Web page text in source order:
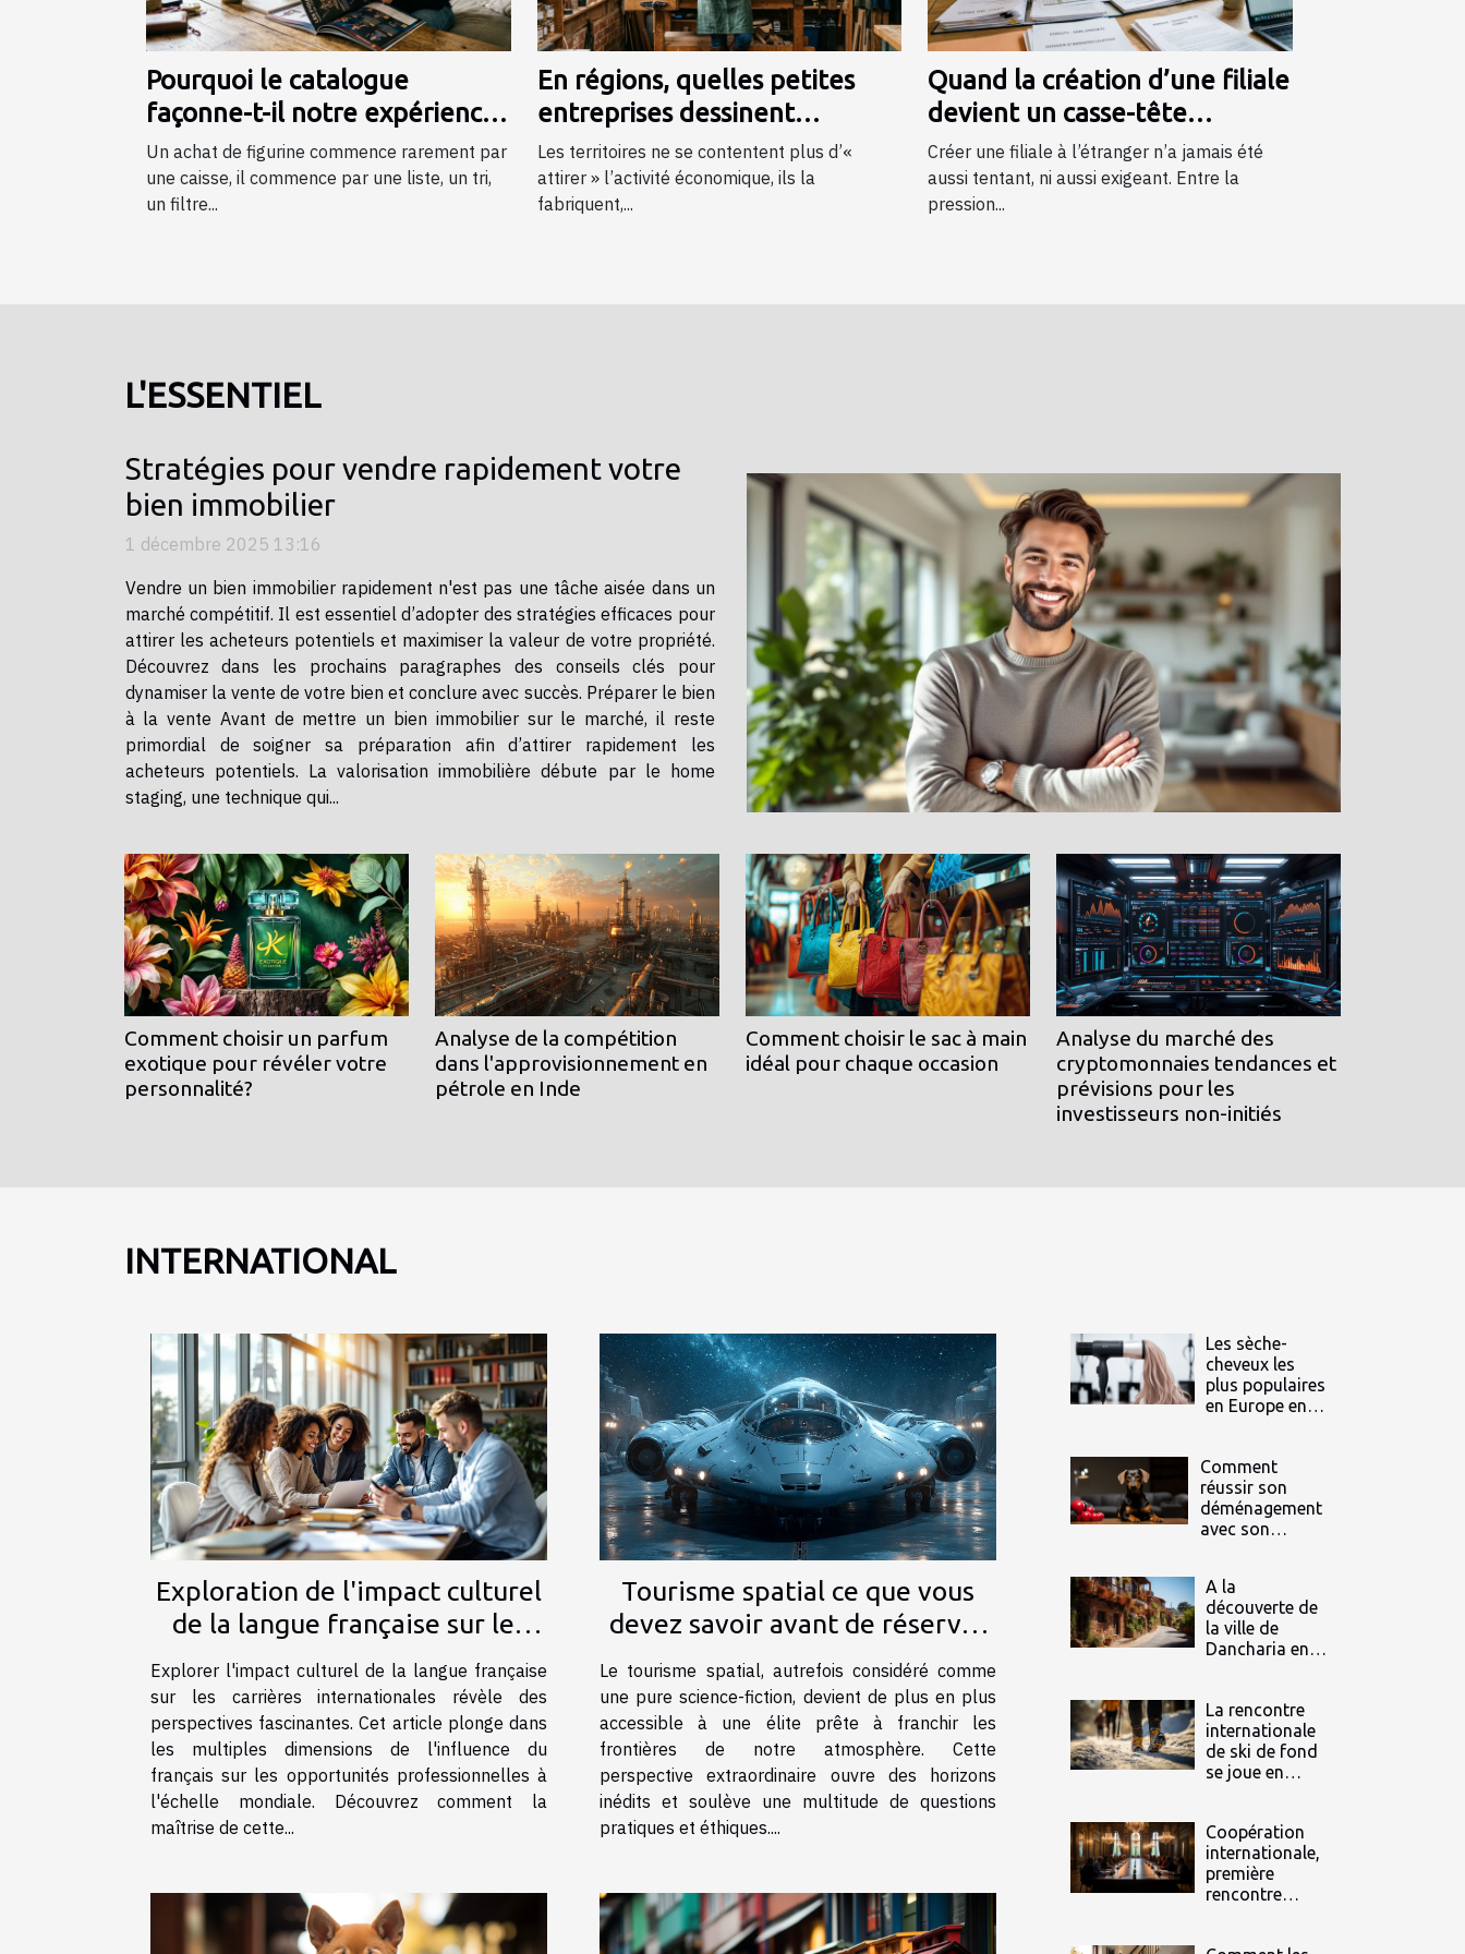
Pourquoi le catalogue
façonne-t-il notre expérience
d’achat de figurines ?
Un achat de figurine commence rarement par
une caisse, il commence par une liste, un tri,
un filtre...
En régions, quelles petites
entreprises dessinent
l’économie de demain ?
Les territoires ne se contentent plus d’«
attirer » l’activité économique, ils la
fabriquent,...
Quand la création d’une filiale
devient un casse-tête
juridique et bancaire
Créer une filiale à l’étranger n’a jamais été
aussi tentant, ni aussi exigeant. Entre la
pression...
L'ESSENTIEL
Stratégies pour vendre rapidement votre
bien immobilier
1 décembre 2025 13:16
Vendre un bien immobilier rapidement n'est pas une tâche aisée dans un
marché compétitif. Il est essentiel d’adopter des stratégies efficaces pour
attirer les acheteurs potentiels et maximiser la valeur de votre propriété.
Découvrez dans les prochains paragraphes des conseils clés pour
dynamiser la vente de votre bien et conclure avec succès. Préparer le bien
à la vente Avant de mettre un bien immobilier sur le marché, il reste
primordial de soigner sa préparation afin d’attirer rapidement les
acheteurs potentiels. La valorisation immobilière débute par le home
staging, une technique qui...
Comment choisir un parfum
exotique pour révéler votre
personnalité?
Analyse de la compétition
dans l'approvisionnement en
pétrole en Inde
Comment choisir le sac à main
idéal pour chaque occasion
Analyse du marché des
cryptomonnaies tendances et
prévisions pour les
investisseurs non-initiés
INTERNATIONAL
Exploration de l'impact culturel
de la langue française sur les
carrières internationales
Explorer l'impact culturel de la langue française
sur les carrières internationales révèle des
perspectives fascinantes. Cet article plonge dans
les multiples dimensions de l'influence du
français sur les opportunités professionnelles à
l'échelle mondiale. Découvrez comment la
maîtrise de cette...
Tourisme spatial ce que vous
devez savoir avant de réserver
votre vol
Le tourisme spatial, autrefois considéré comme
une pure science-fiction, devient de plus en plus
accessible à une élite prête à franchir les
frontières de notre atmosphère. Cette
perspective extraordinaire ouvre des horizons
inédits et soulève une multitude de questions
pratiques et éthiques....
Les sèche-
cheveux les
plus populaires
en Europe en
Comment
réussir son
déménagement
avec son
A la
découverte de
la ville de
Dancharia en
La rencontre
internationale
de ski de fond
se joue en
Coopération
internationale,
première
rencontre